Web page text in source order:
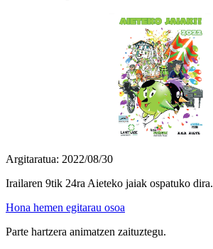
Argitaratua: 2022/08/30
Irailaren 9tik 24ra Aieteko jaiak ospatuko dira.
Hona hemen egitarau osoa
Parte hartzera animatzen zaituztegu.